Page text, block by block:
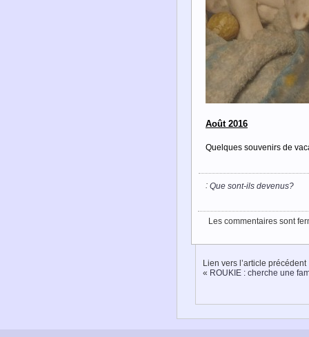
Août 2016
Quelques souvenirs de
: Que sont-ils devenus?
Les commentaires sont
Lien vers l’article précédent
« ROUKIE : cherche une